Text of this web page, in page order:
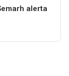
alerta